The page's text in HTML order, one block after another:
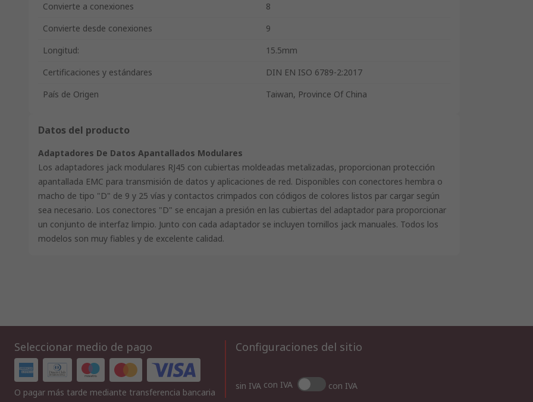
Convierte a conexiones
8
Convierte desde conexiones
9
Longitud:
15.5mm
Certificaciones y estándares
DIN EN ISO 6789-2:2017
País de Origen
Taiwan, Province Of China
Datos del producto
Adaptadores De Datos Apantallados Modulares
Los adaptadores jack modulares RJ45 con cubiertas moldeadas metalizadas, proporcionan protección
apantallada EMC para transmisión de datos y aplicaciones de red. Disponibles con conectores hembra o
macho de tipo "D" de 9 y 25 vías y contactos crimpados con códigos de colores listos par cargar según
sea necesario. Los conectores "D" se encajan a presión en las cubiertas del adaptador para proporcionar
un conjunto de interfaz limpio. Junto con cada adaptador se incluyen tornillos jack manuales. Todos los
modelos son muy fiables y de excelente calidad.
Seleccionar medio de pago
O pagar más tarde mediante transferencia bancaria
Configuraciones del sitio
sin IVA con IVA con IVA